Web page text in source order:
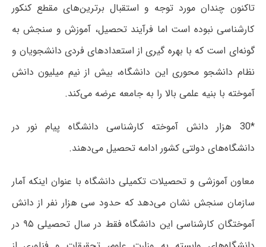
تاکنون چندان مورد توجه و استقبال برترین‌های مقطع کنکور
کارشناسی نبوده است اما فرآیند تحصیل، آموزش و سنجش به
گونه‌ای است که با بهره گیری از استعدادهای فردی دانشجویان و
نظام دانشجو محوری این دانشگاه، بیش از نیم میلیون دانش
آموخته با بنیه علمی بالا را به جامعه عرضه می‌کند.
*30 هزار دانش آموخته کارشناسی دانشگاه پیام نور در
دانشگاه‌های دولتی کشور ادامه تحصیل می‌دهند.
معاون آموزشی و تحصیلات تکمیلی دانشگاه با عنوان اینکه آمار
سازمان سنجش نشان می‌دهد که حدود سی هزار نفر از دانش
آموختگان کارشناسی این دانشگاه فقط در سال تحصیلی ۹۵ در